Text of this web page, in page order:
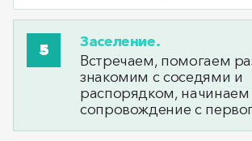
Заселение.
Встречаем, помогаем
знакомим с соседями и
распорядком, начинаем
сопровождение с